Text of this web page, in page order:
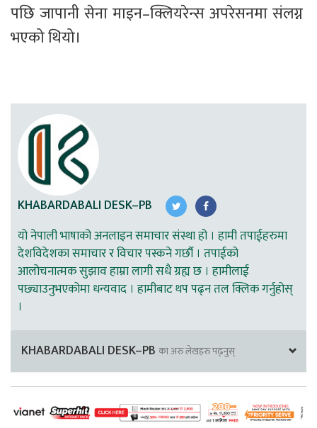
पछि जापानी सेना माइन–क्लियरेन्स अपरेसनमा संलग्न
भएको थियो।
KHABARDABALI DESK–PB
यो नेपाली भाषाको अनलाइन समाचार संस्था हो । हामी तपाईहरुमा
देशविदेशका समाचार र विचार पस्कने गर्छौ । तपाईको
आलोचनात्मक सुझाव हाम्रा लागी सधै ग्रह्य छ । हामीलाई
पछ्याउनुभएकोमा धन्यवाद । हामीबाट थप पढ्न तल क्लिक गर्नुहोस्
।
KHABARDABALI DESK–PB का अरु लेखहरु पढ्नुस्